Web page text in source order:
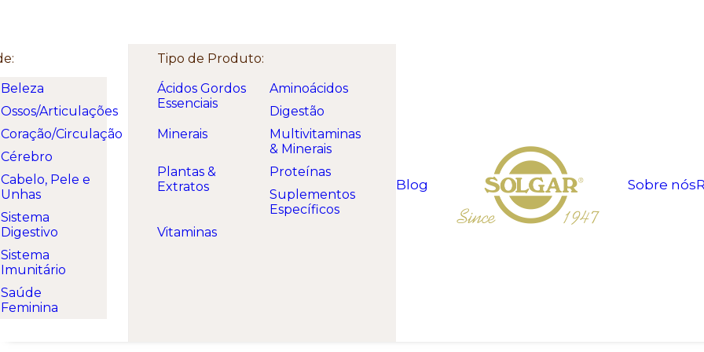
Beleza
Ossos/Articulações
Coração/Circulação
Cérebro
Cabelo, Pele e
Unhas
Sistema
Digestivo
Sistema
Imunitário
Saúde
Feminina
Tipo de Produto:
Ácidos Gordos
Essenciais
Aminoácidos
Digestão
Minerais
Multivitaminas
& Minerais
Plantas &
Extratos
Proteínas
Suplementos
Específicos
Vitaminas
Blog Sobre nós